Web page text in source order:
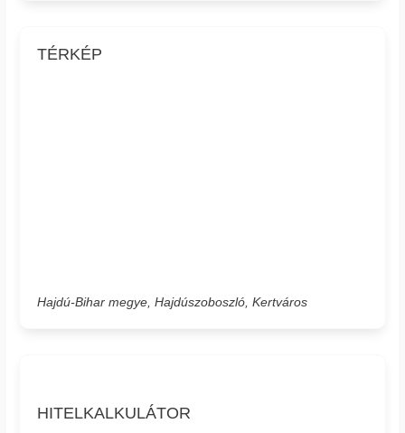
TÉRKÉP
Hajdú-Bihar megye, Hajdúszoboszló, Kertváros
HITELKALKULÁTOR